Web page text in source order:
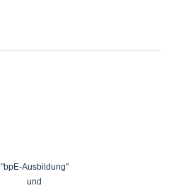
"bpE-Ausbildung"
und